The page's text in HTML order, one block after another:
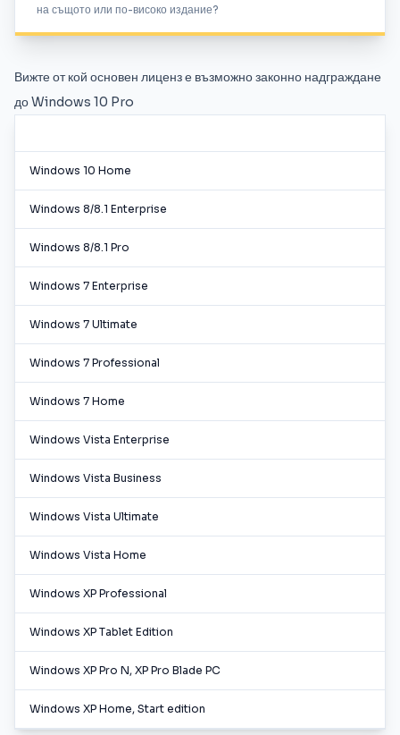
на същото или по-високо издание?
Вижте от кой основен лиценз е възможно законно надграждане
до Windows 10 Pro
Windows 10 Home
Windows 8/8.1 Enterprise
Windows 8/8.1 Pro
Windows 7 Enterprise
Windows 7 Ultimate
Windows 7 Professional
Windows 7 Home
Windows Vista Enterprise
Windows Vista Business
Windows Vista Ultimate
Windows Vista Home
Windows XP Professional
Windows XP Tablet Edition
Windows XP Pro N, XP Pro Blade PC
Windows XP Home, Start edition